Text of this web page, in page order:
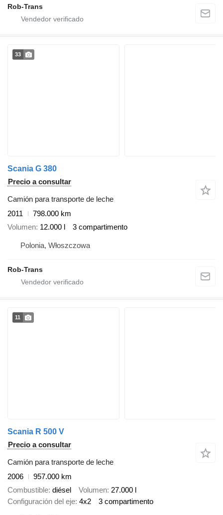
Rob-Trans
33
Scania G 380
Precio a consultar
Camión para transporte de leche
2011
798.000 km
Volumen 12.000 l 3 compartimento
Polonia, Włoszczowa
Rob-Trans
11
Scania R 500 V
Precio a consultar
Camión para transporte de leche
2006
957.000 km
Combustible diésel Volumen 27.000 l
Configuración del eje 4x2 3 compartimento